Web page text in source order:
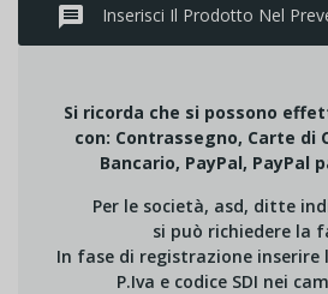
message Inserisci Il Prodotto Nel
Si ricorda che si possono
con: Contrassegno, Carte di
Bancario, PayPal, PayPal
Per le società, asd, ditte
si può richiedere la
In fase di registrazione inserire
P.Iva e codice SDI nei